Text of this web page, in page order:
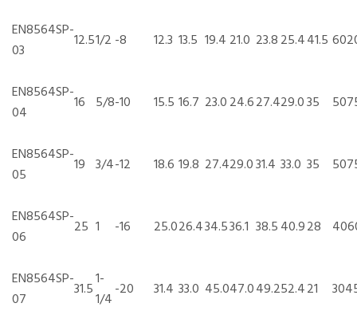
EN8564SP-
03
12.51/2 -8 12.3 13.5 19.4 21.0 23.825.441.5
EN8564SP-
04
16 5/8-10 15.5 16.7 23.024.627.429.035
EN8564SP-
05
19 3/4-12 18.6 19.8 27.429.031.4 33.0 35
EN8564SP-
06
25 1 -16 25.026.434.536.1 38.540.928
EN8564SP-
07
31.51-
1/4-20 31.4 33.0 45.047.049.252.421